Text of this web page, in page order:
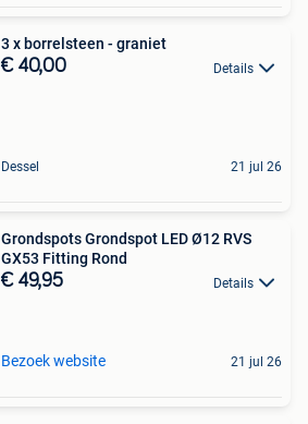
3 x borrelsteen - graniet
€ 40,00 Details
Dessel 21 jul 26
Grondspots Grondspot LED Ø12 RVS
GX53 Fitting Rond
€ 49,95 Details
Bezoek website 21 jul 26